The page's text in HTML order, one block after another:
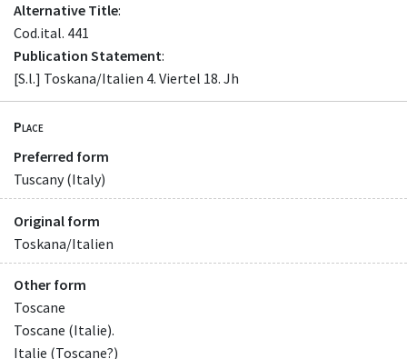
Alternative Title:
Cod.ital. 441
Publication Statement:
[S.l.] Toskana/Italien 4. Viertel 18. Jh
Place
Preferred form
Tuscany (Italy)
Original form
Toskana/Italien
Other form
Toscane
Toscane (Italie).
Italie (Toscane?)